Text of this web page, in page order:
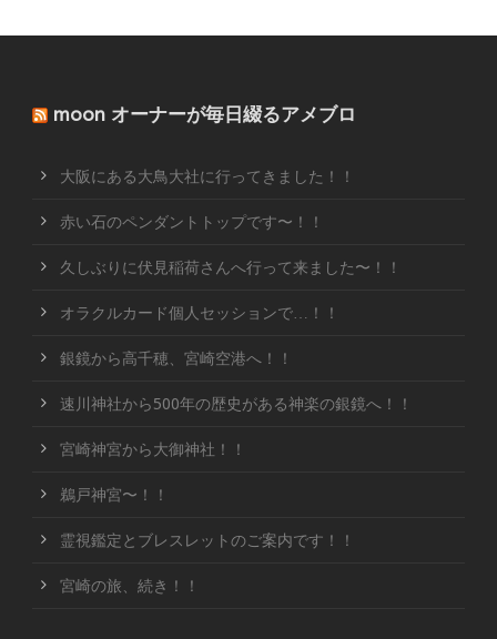
moon オーナーが毎日綴るアメブロ
大阪にある大鳥大社に行ってきました！！
赤い石のペンダントトップです〜！！
久しぶりに伏見稲荷さんへ行って来ました〜！！
オラクルカード個人セッションで…！！
銀鏡から高千穂、宮崎空港へ！！
速川神社から500年の歴史がある神楽の銀鏡へ！！
宮崎神宮から大御神社！！
鵜戸神宮〜！！
霊視鑑定とブレスレットのご案内です！！
宮崎の旅、続き！！